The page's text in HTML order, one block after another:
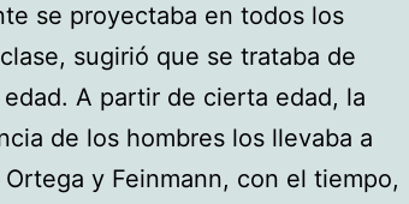
se proyectaba en todos los
sugirió que se trataba de
A partir de cierta edad, la
de los hombres los llevaba a
y Feinmann, con el tiempo,